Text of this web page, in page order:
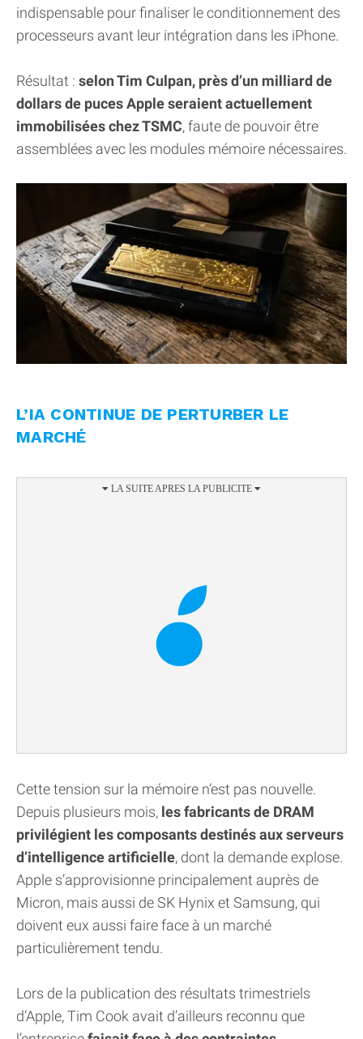
indispensable pour finaliser le conditionnement des
processeurs avant leur intégration dans les iPhone.
Résultat : selon Tim Culpan, près d’un milliard de
dollars de puces Apple seraient actuellement
immobilisées chez TSMC, faute de pouvoir être
assemblées avec les modules mémoire nécessaires.
L’IA CONTINUE DE PERTURBER LE
MARCHÉ
Cette tension sur la mémoire n’est pas nouvelle.
Depuis plusieurs mois, les fabricants de DRAM
privilégient les composants destinés aux serveurs
d’intelligence artificielle, dont la demande explose.
Apple s’approvisionne principalement auprès de
Micron, mais aussi de SK Hynix et Samsung, qui
doivent eux aussi faire face à un marché
particulièrement tendu.
Lors de la publication des résultats trimestriels
d’Apple, Tim Cook avait d’ailleurs reconnu que